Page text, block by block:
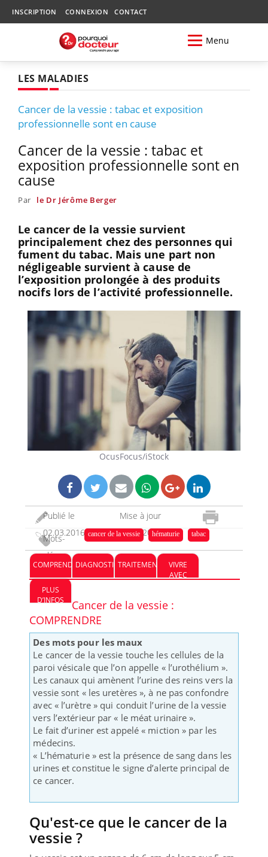
INSCRIPTION CONNEXION CONTACT
Menu
LES MALADIES
Cancer de la vessie : tabac et exposition
professionnelle sont en cause
Cancer de la vessie : tabac et
exposition professionnelle sont en
cause
Par le Dr Jérôme Berger
Le cancer de la vessie survient
principalement chez des personnes qui
fument du tabac. Mais une part non
négligeable survient à cause de
l’exposition prolongée à des produits
nocifs lors de l’activité professionnelle.
OcusFocus/iStock
Publié le
02.03.2016
Mise à jour
22.09.2023
Mots-
clés :
cancer de la vessie hématurie tabac
COMPRENDREDIAGNOSTICTRAITEMENT
VIVRE
AVEC
PLUS
D’INFOS
Cancer de la vessie :
COMPRENDRE
Des mots pour les maux
Le cancer de la vessie touche les cellules de la
paroi vésicale que l’on appelle « l’urothélium ».
Les canaux qui amènent l’urine des reins vers la
vessie sont « les uretères », à ne pas confondre
avec « l’urètre » qui conduit l’urine de la vessie
vers l’extérieur par « le méat urinaire ».
Le fait d’uriner est appelé « miction » par les
médecins.
« L’hématurie » est la présence de sang dans les
urines et constitue le signe d’alerte principal de
ce cancer.
Qu'est-ce que le cancer de la
vessie ?